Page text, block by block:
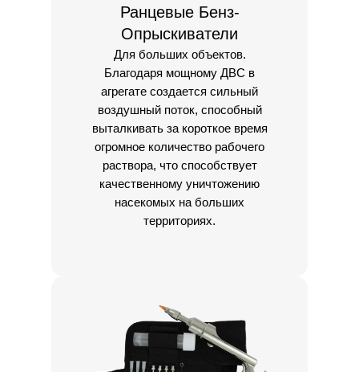
Ранцевые Бенз-
Опрыскиватели
Для больших объектов.
Благодаря мощному ДВС в
агрегате создается сильный
воздушный поток, способный
выталкивать за короткое время
огромное количество рабочего
раствора, что способствует
качественному уничтожению
насекомых на больших
территориях.